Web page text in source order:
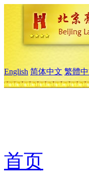
English 简体中文 繁體
首页